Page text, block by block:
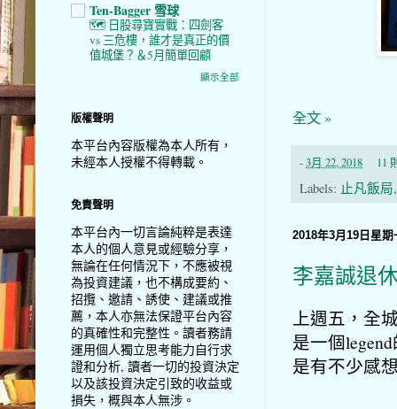
全文 »
-3月 22, 2018 11
Labels: 止凡飯局
2018年3月19日星期
李嘉誠退
上週五，全
是一個
是有不少感
Ten-Bagger 雪球
🗺️ 日股尋寶實戰：四劍客
vs 三危樓，誰才是真正的價
值城堡？＆5月簡單回顧
顯示全部
版權聲明
本平台內容版權為本人所有，
未經本人授權不得轉載。
免責聲明
本平台內一切言論純粹是表達
本人的個人意見或經驗分享，
無論在任何情況下，不應被視
為投資建議，也不構成要約、
招攬、邀請、誘使、建議或推
薦，本人亦無法保證平台內容
的真確性和完整性。讀者務請
運用個人獨立思考能力自行求
證和分析, 讀者一切的投資決定
以及該投資決定引致的收益或
損失，概與本人無涉。